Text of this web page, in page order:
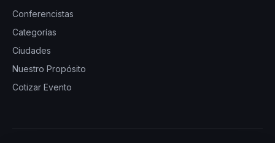
Conferencistas
Categorías
Ciudades
Nuestro Propósito
Cotizar Evento